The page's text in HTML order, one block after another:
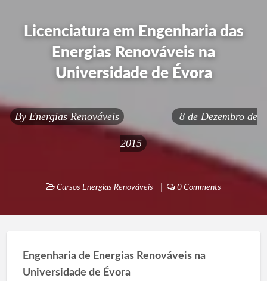
Licenciatura em Engenharia das
Energias Renováveis na
Universidade de Évora
By Energias Renováveis 8 de Dezembro de
2015
Cursos Energias Renováveis 0 Comments
Engenharia de Energias Renováveis na
Universidade de Évora